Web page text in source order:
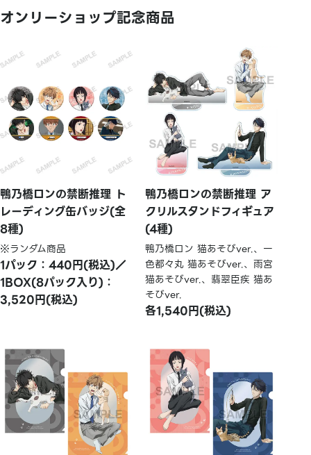
オンリーショップ記念商品
鴨乃橋ロンの禁断推理 ト
レーディング缶バッジ(全
8種)
※ランダム商品
1パック：440円(税込)／
1BOX(8パック入り)：
3,520円(税込)
鴨乃橋ロンの禁断推理 ア
クリルスタンドフィギュア
(4種)
鴨乃橋ロン 猫あそびver.、一
色都々丸 猫あそびver.、雨宮
猫あそびver.、翡翠臣疾 猫あ
そびver.
各1,540円(税込)